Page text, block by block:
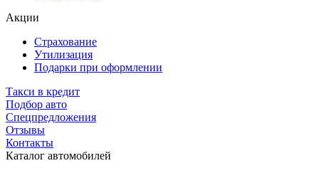
Акции
Страхование
Утилизация
Подарки при оформлении
Такси в кредит
Подбор авто
Спецпредложения
Отзывы
Контакты
Каталог автомобилей